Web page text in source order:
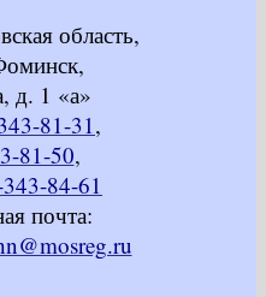
область,
д. 1 «а»
81-31,
81-50,
84-61
почта: